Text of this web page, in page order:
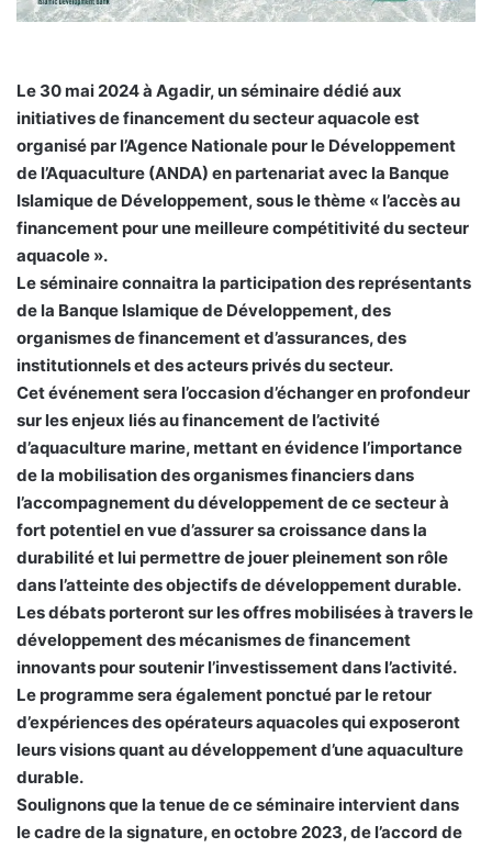
Le 30 mai 2024 à Agadir, un séminaire dédié aux
initiatives de financement du secteur aquacole est
organisé par l’Agence Nationale pour le Développement
de l’Aquaculture (ANDA) en partenariat avec la Banque
Islamique de Développement, sous le thème « l’accès au
financement pour une meilleure compétitivité du secteur
aquacole ».
Le séminaire connaitra la participation des représentants
de la Banque Islamique de Développement, des
organismes de financement et d’assurances, des
institutionnels et des acteurs privés du secteur.
Cet événement sera l’occasion d’échanger en profondeur
sur les enjeux liés au financement de l’activité
d’aquaculture marine, mettant en évidence l’importance
de la mobilisation des organismes financiers dans
l’accompagnement du développement de ce secteur à
fort potentiel en vue d’assurer sa croissance dans la
durabilité et lui permettre de jouer pleinement son rôle
dans l’atteinte des objectifs de développement durable.
Les débats porteront sur les offres mobilisées à travers le
développement des mécanismes de financement
innovants pour soutenir l’investissement dans l’activité.
Le programme sera également ponctué par le retour
d’expériences des opérateurs aquacoles qui exposeront
leurs visions quant au développement d’une aquaculture
durable.
Soulignons que la tenue de ce séminaire intervient dans
le cadre de la signature, en octobre 2023, de l’accord de